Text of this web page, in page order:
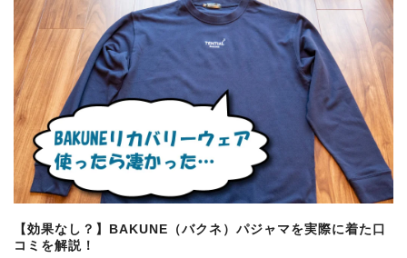
【効果なし？】BAKUNE（バクネ）パジャマを実際に着た口
コミを解説！